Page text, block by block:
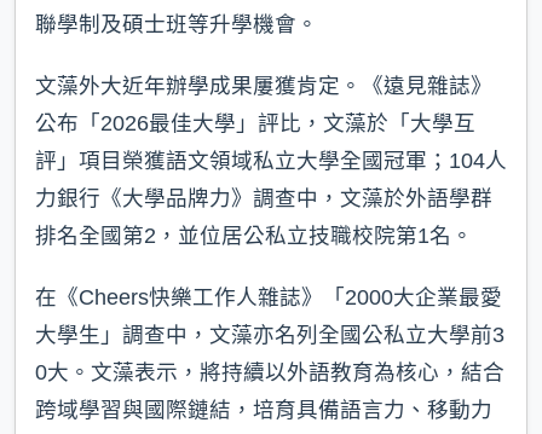
聯學制及碩士班等升學機會。
文藻外大近年辦學成果屢獲肯定。《遠見雜誌》
公布「2026最佳大學」評比，文藻於「大學互
評」項目榮獲語文領域私立大學全國冠軍；104人
力銀行《大學品牌力》調查中，文藻於外語學群
排名全國第2，並位居公私立技職校院第1名。
在《Cheers快樂工作人雜誌》「2000大企業最愛
大學生」調查中，文藻亦名列全國公私立大學前3
0大。文藻表示，將持續以外語教育為核心，結合
跨域學習與國際鏈結，培育具備語言力、移動力